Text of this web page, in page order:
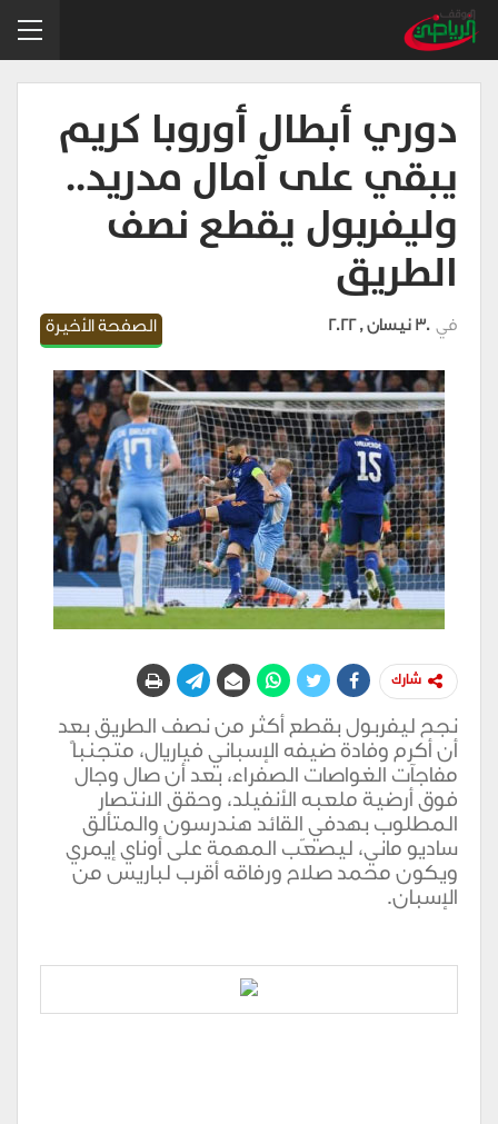
دوري أبطال أوروبا كريم
يبقي على آمال مدريد..
وليفربول يقطع نصف
الطريق
الصفحة الأخيرة في 30 نيسان , 2022
شارك
نجح ليفربول بقطع أكثر من نصف الطريق بعد
أن أكرم وفادة ضيفه الإسباني فياريال، متجنباً
مفاجآت الغواصات الصفراء، بعد أن صال وجال
فوق أرضية ملعبه الأنفيلد، وحقق الانتصار
المطلوب بهدفي القائد هندرسون والمتألق
ساديو ماني، ليصعّب المهمة على أوناي إيمري
ويكون محمد صلاح ورفاقه أقرب لباريس من
الإسبان.